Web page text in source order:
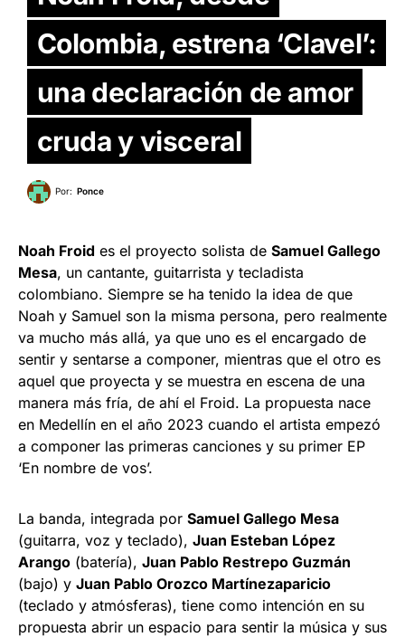
Colombia, estrena ‘Clavel’:
una declaración de amor
cruda y visceral
Por: Ponce
Noah Froid es el proyecto solista de Samuel Gallego
Mesa, un cantante, guitarrista y tecladista
colombiano. Siempre se ha tenido la idea de que
Noah y Samuel son la misma persona, pero realmente
va mucho más allá, ya que uno es el encargado de
sentir y sentarse a componer, mientras que el otro es
aquel que proyecta y se muestra en escena de una
manera más fría, de ahí el Froid. La propuesta nace
en Medellín en el año 2023 cuando el artista empezó
a componer las primeras canciones y su primer EP
‘En nombre de vos’.
La banda, integrada por Samuel Gallego Mesa
(guitarra, voz y teclado), Juan Esteban López
Arango (batería), Juan Pablo Restrepo Guzmán
(bajo) y Juan Pablo Orozco Martínezaparicio
(teclado y atmósferas), tiene como intención en su
propuesta abrir un espacio para sentir la música y sus